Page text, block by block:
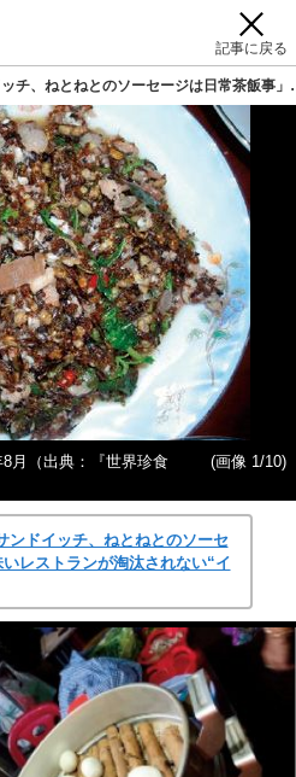
記事に戻る
チ、ねとねとのソーセージは日常茶飯事
月（出典：『世界珍食
(画像 1/10)
ンドイッチ、ねとねとのソーセ
レストランが淘汰されない“イ